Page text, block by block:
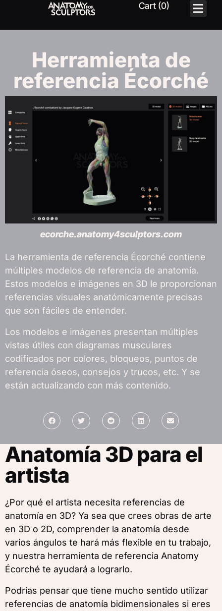
Herramienta de
referencia Écorché
ecorche.anatomy4sculptors.com
La herramienta de referencia Écorché contiene
múltiples modelos de referencia de anatomía.
Estos modelos e imágenes en 3D le proporcionan
referencias visuales anatómicamente precisas
que son fáciles de entender.
Los modelos e imágenes presentan múltiples
vistas útiles con diagramas musculares
codificados por colores, bloqueos, puntos de
referencia óseos, consejos y trucos, etc. Y se
están actualizando con más contenido.
Anatomía 3D para el
artista
¿Por qué el artista necesita referencias de
anatomía en 3D? Ya sea que crees obras de arte
en 3D o 2D, comprender la anatomía desde
varios ángulos te hará más flexible en tu trabajo,
y nuestra herramienta de referencia Anatomy
Écorché te ayudará a lograrlo.
Podrías pensar que tiene mucho sentido utilizar
referencias de anatomía bidimensionales si eres